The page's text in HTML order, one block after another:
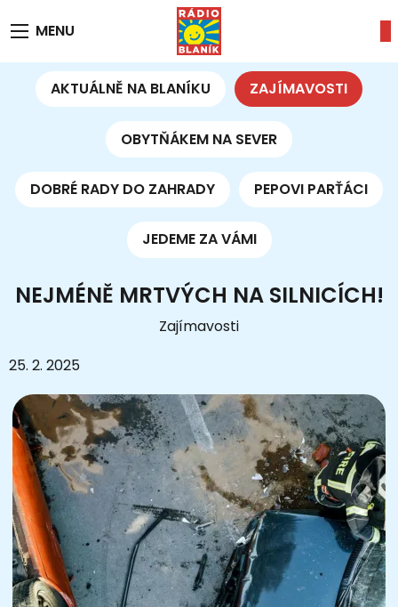
MENU
AKTUÁLNĚ NA BLANÍKU ZAJÍMAVOSTI
OBYTŇÁKEM NA SEVER
DOBRÉ RADY DO ZAHRADY PEPOVI PARŤÁCI
JEDEME ZA VÁMI
NEJMÉNĚ MRTVÝCH NA SILNICÍCH!
Zajímavosti
25. 2. 2025